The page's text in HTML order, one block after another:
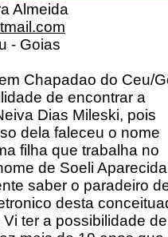
Almeida
- Goias
Chapadao do Ceu/
de encontrar a
Dias Mileski, pois
dela faleceu o nome
filha que trabalha no
de Soeli Aparecida
saber o paradeiro
desta
ter a possibilidade de